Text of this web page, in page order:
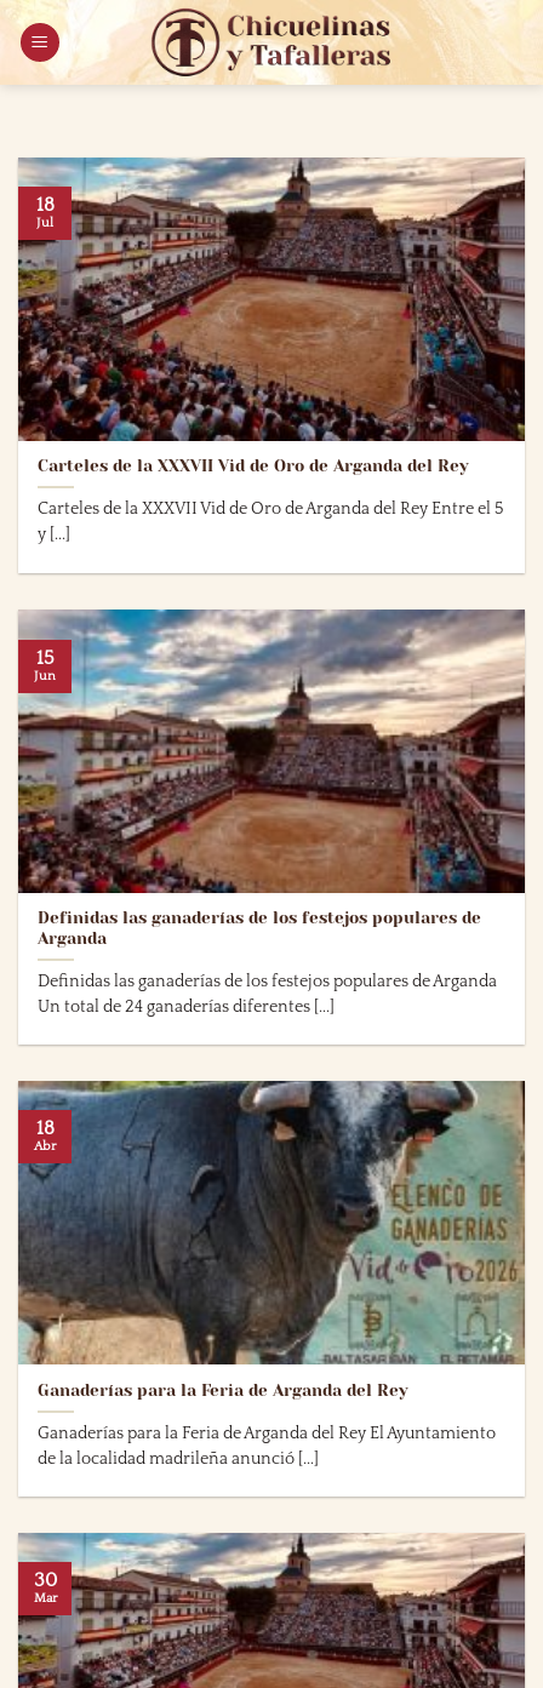
Saltar
contenido
Carteles de la XXXVII Vid de Oro de Arganda del Rey
Carteles de la XXXVII Vid de Oro de Arganda del Rey Entre el 5
y [...]
18
Jul
Definidas las ganaderías de los festejos populares de
Arganda
Definidas las ganaderías de los festejos populares de Arganda
Un total de 24 ganaderías diferentes [...]
15
Jun
Ganaderías para la Feria de Arganda del Rey
Ganaderías para la Feria de Arganda del Rey El Ayuntamiento
de la localidad madrileña anunció [...]
18
Abr
30
Mar